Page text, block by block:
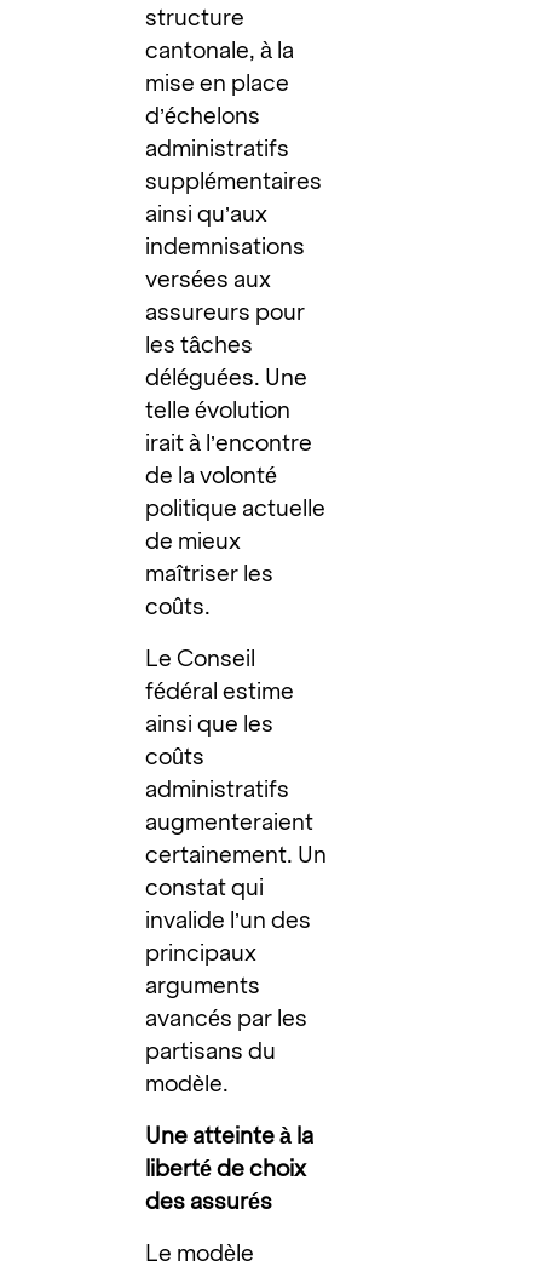
structure
cantonale, à la
mise en place
d’échelons
administratifs
supplémentaires
ainsi qu’aux
indemnisations
versées aux
assureurs pour
les tâches
déléguées. Une
telle évolution
irait à l’encontre
de la volonté
politique actuelle
de mieux
maîtriser les
coûts.
Le Conseil
fédéral estime
ainsi que les
coûts
administratifs
augmenteraient
certainement. Un
constat qui
invalide l’un des
principaux
arguments
avancés par les
partisans du
modèle.
Une atteinte à la
liberté de choix
des assurés
Le modèle